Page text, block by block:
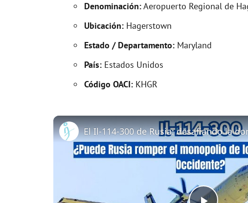
Denominación:Aeropuerto Regional de
Ubicación: Hagerstown
Estado / Departamento: Maryland
País: Estados Unidos
Código OACI: KHGR